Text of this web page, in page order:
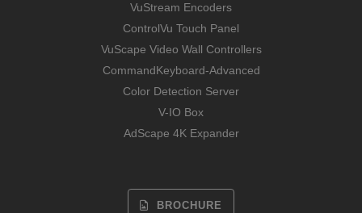
VuStream Encoders
ControlVu Touch Panel
VuScape Video Wall Controllers
CommandKeyboard-Advanced
Color Detection Server
V-IO Box
AdScape 4K Expander
BROCHURE